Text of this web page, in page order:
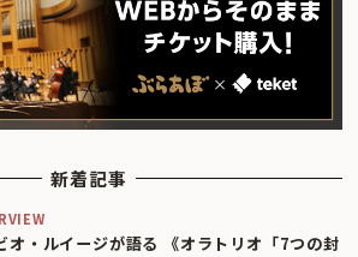
新着記事
オ・ルイージが語る 《オラトリオ「7つの封